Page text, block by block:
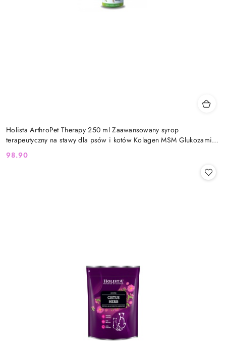
Holista ArthroPet Therapy 250 ml Zaawansowany syrop
terapeutyczny na stawy dla psów i kotów Kolagen MSM Glukozamina
Cena:
98.90